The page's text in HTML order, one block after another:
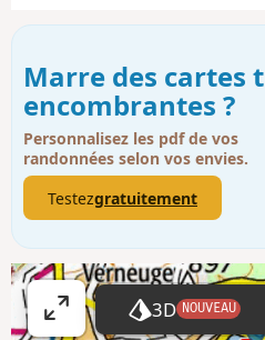
Marre des cartes
encombrantes ?
Personnalisez les pdf de vos
randonnées selon vos envies.
Testezgratuitement
A
3D NOUVEAU